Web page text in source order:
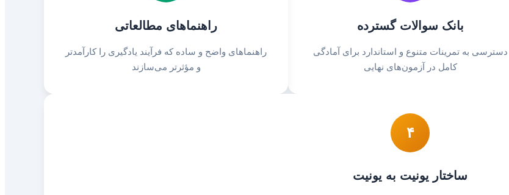
بانک سوالات گسترده
دسترسی به تمرینات متنوع و استاندارد برای آمادگی
کامل در آزمون‌های نهایی
راهنماهای مطالعاتی
راهنماهای واضح و ساده که فرآیند یادگیری را کارآمدتر
و مؤثرتر می‌سازند
۴
ساختار یونیت به یونیت